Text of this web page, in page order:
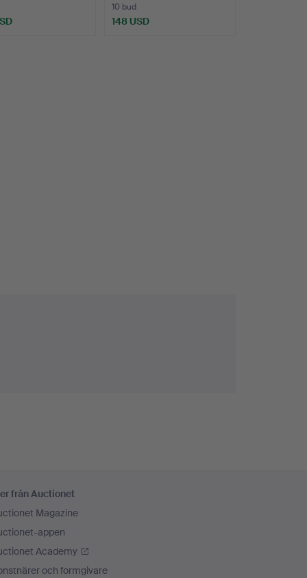
10 bud
148 USD
från Auctionet
Magazine
appen
Academy
och formgivare